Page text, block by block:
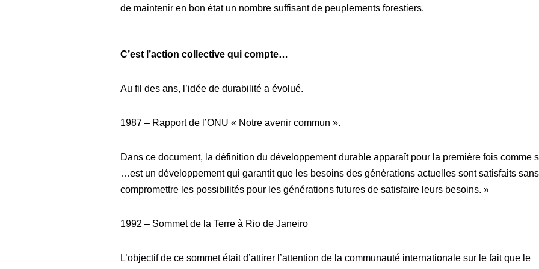
de maintenir en bon état un nombre suffisant de peuplements forestiers.
C’est l’action collective qui compte…
Au fil des ans, l’idée de durabilité a évolué.
1987 – Rapport de l’ONU « Notre avenir commun ».
Dans ce document, la définition du développement durable apparaît pour la première fois comme
…est un développement qui garantit que les besoins des générations actuelles sont satisfaits sans
compromettre les possibilités pour les générations futures de satisfaire leurs besoins. »
1992 – Sommet de la Terre à Rio de Janeiro
L’objectif de ce sommet était d’attirer l’attention de la communauté internationale sur le fait que le